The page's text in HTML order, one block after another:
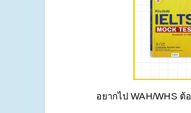
อยากไป WAH/WHS ต้